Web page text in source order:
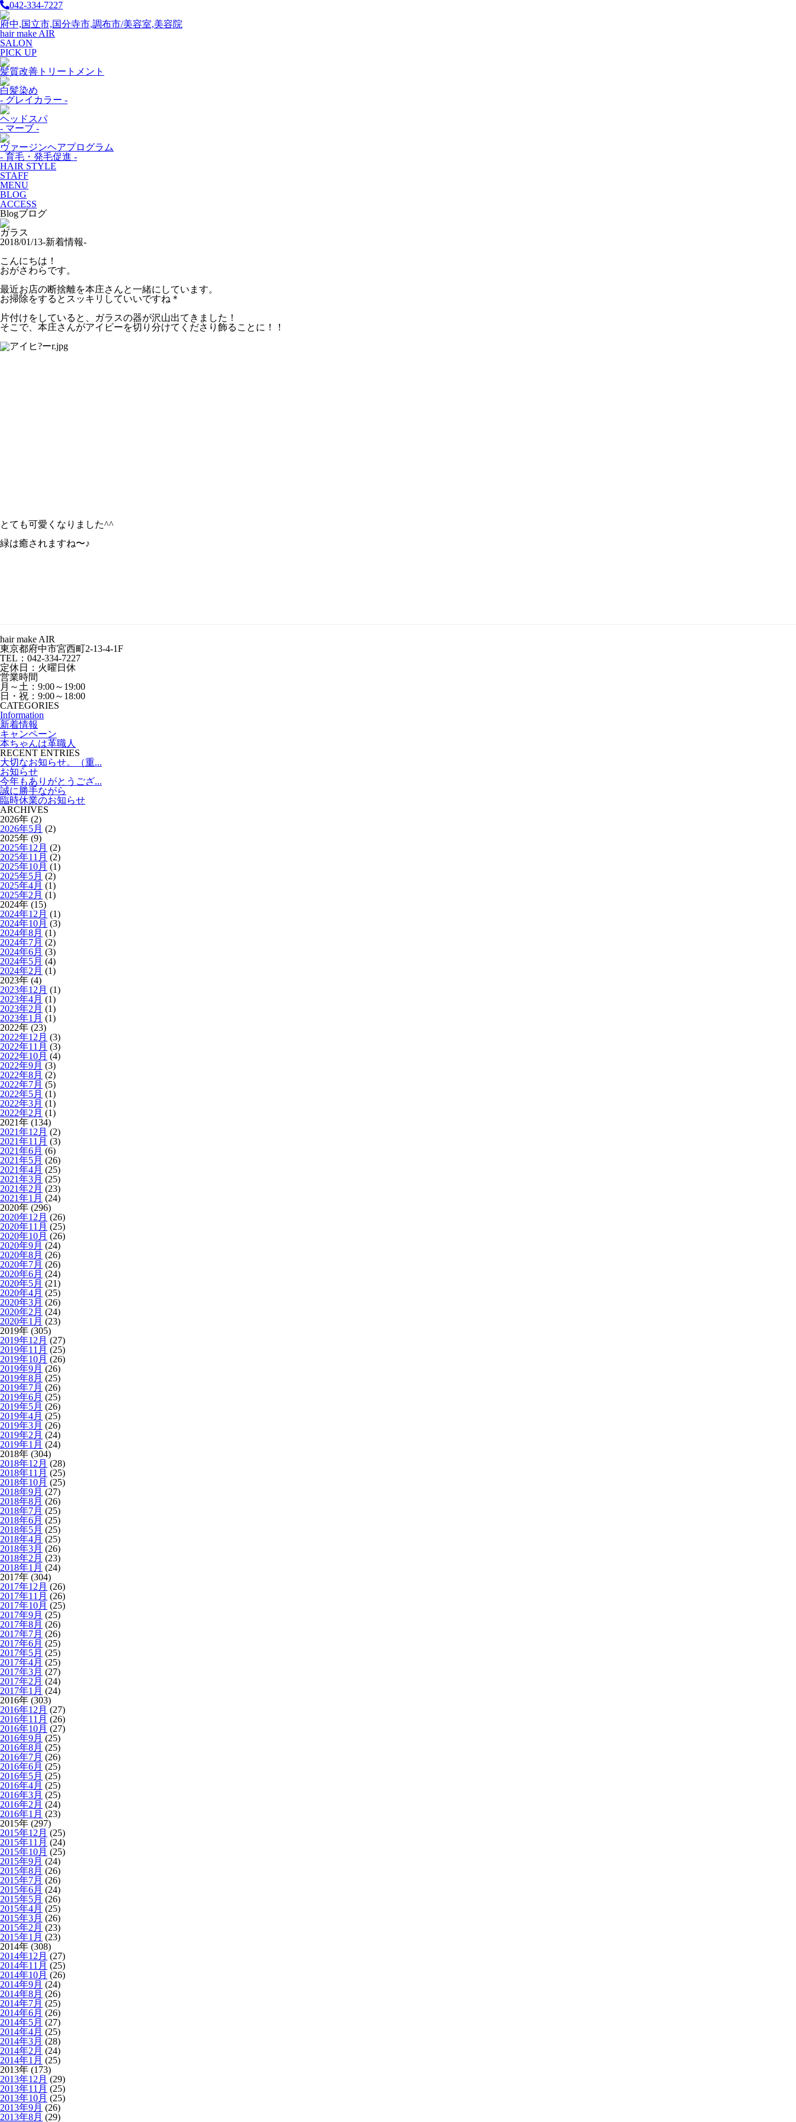
042-334-7227
府中,国立市,国分寺市,調布市/美容室,美容院
hair make AIR
SALON
PICK UP
髪質改善トリートメント
白髪染め
- グレイカラー -
ヘッドスパ
- マーブ -
ヴァージンヘアプログラム
- 育毛・発毛促進 -
HAIR STYLE
STAFF
MENU
BLOG
ACCESS
Blogブログ
ガラス
2018/01/13-新着情報-
こんにちは！
おがさわらです。
最近お店の断捨離を本庄さんと一緒にしています。
お掃除をするとスッキリしていいですね＊
片付けをしていると、ガラスの器が沢山出てきました！
そこで、本庄さんがアイビーを切り分けてくださり飾ることに！！
とても可愛くなりました^^
緑は癒されますね〜♪
hair make AIR
東京都府中市宮西町2-13-4-1F
TEL：042-334-7227
定休日：火曜日休
営業時間
月～土：9:00～19:00
日・祝：9:00～18:00
CATEGORIES
Information
新着情報
キャンペーン
本ちゃんは革職人
RECENT ENTRIES
大切なお知らせ。（重...
お知らせ
今年もありがとうござ...
誠に勝手ながら
臨時休業のお知らせ
ARCHIVES
2026年 (2)
2026年5月 (2)
2025年 (9)
2025年12月 (2)
2025年11月 (2)
2025年10月 (1)
2025年5月 (2)
2025年4月 (1)
2025年2月 (1)
2024年 (15)
2024年12月 (1)
2024年10月 (3)
2024年8月 (1)
2024年7月 (2)
2024年6月 (3)
2024年5月 (4)
2024年2月 (1)
2023年 (4)
2023年12月 (1)
2023年4月 (1)
2023年2月 (1)
2023年1月 (1)
2022年 (23)
2022年12月 (3)
2022年11月 (3)
2022年10月 (4)
2022年9月 (3)
2022年8月 (2)
2022年7月 (5)
2022年5月 (1)
2022年3月 (1)
2022年2月 (1)
2021年 (134)
2021年12月 (2)
2021年11月 (3)
2021年6月 (6)
2021年5月 (26)
2021年4月 (25)
2021年3月 (25)
2021年2月 (23)
2021年1月 (24)
2020年 (296)
2020年12月 (26)
2020年11月 (25)
2020年10月 (26)
2020年9月 (24)
2020年8月 (26)
2020年7月 (26)
2020年6月 (24)
2020年5月 (21)
2020年4月 (25)
2020年3月 (26)
2020年2月 (24)
2020年1月 (23)
2019年 (305)
2019年12月 (27)
2019年11月 (25)
2019年10月 (26)
2019年9月 (26)
2019年8月 (25)
2019年7月 (26)
2019年6月 (25)
2019年5月 (26)
2019年4月 (25)
2019年3月 (26)
2019年2月 (24)
2019年1月 (24)
2018年 (304)
2018年12月 (28)
2018年11月 (25)
2018年10月 (25)
2018年9月 (27)
2018年8月 (26)
2018年7月 (25)
2018年6月 (25)
2018年5月 (25)
2018年4月 (25)
2018年3月 (26)
2018年2月 (23)
2018年1月 (24)
2017年 (304)
2017年12月 (26)
2017年11月 (26)
2017年10月 (25)
2017年9月 (25)
2017年8月 (26)
2017年7月 (26)
2017年6月 (25)
2017年5月 (25)
2017年4月 (25)
2017年3月 (27)
2017年2月 (24)
2017年1月 (24)
2016年 (303)
2016年12月 (27)
2016年11月 (26)
2016年10月 (27)
2016年9月 (25)
2016年8月 (25)
2016年7月 (26)
2016年6月 (25)
2016年5月 (25)
2016年4月 (25)
2016年3月 (25)
2016年2月 (24)
2016年1月 (23)
2015年 (297)
2015年12月 (25)
2015年11月 (24)
2015年10月 (25)
2015年9月 (24)
2015年8月 (26)
2015年7月 (26)
2015年6月 (24)
2015年5月 (26)
2015年4月 (25)
2015年3月 (26)
2015年2月 (23)
2015年1月 (23)
2014年 (308)
2014年12月 (27)
2014年11月 (25)
2014年10月 (26)
2014年9月 (24)
2014年8月 (26)
2014年7月 (25)
2014年6月 (26)
2014年5月 (27)
2014年4月 (25)
2014年3月 (28)
2014年2月 (24)
2014年1月 (25)
2013年 (173)
2013年12月 (29)
2013年11月 (25)
2013年10月 (25)
2013年9月 (26)
2013年8月 (29)